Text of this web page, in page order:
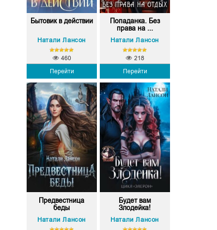
Бытовик в действии
Натали Лансон
Перейти
460
Попаданка. Без
права на ...
Натали Лансон
Перейти
218
Предвестница
беды
Натали Лансон
Будет вам
Злодейка!
Натали Лансон